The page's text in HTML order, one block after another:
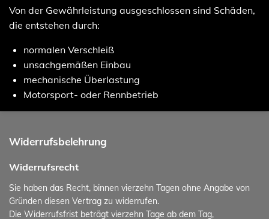
Von der Gewährleistung ausgeschlossen sind Schäden,
die entstehen durch:
normalen Verschleiß
unsachgemäßen Einbau
mechanische Überlastung
Motorsport- oder Rennbetrieb
Widerrufsbelehrung
Widerrufsrecht
Sie haben das Recht, binnen vierzehn Tagen ohne Angabe von
Gründen diesen Vertrag zu widerrufen.
Die Widerrufsfrist beträgt vierzehn Tage ab dem Tag,